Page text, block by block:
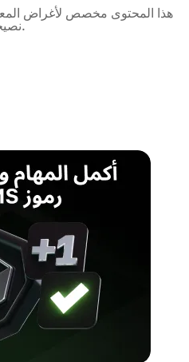
هذا المحتوى مخصص لأغراض
نصيحة مالية أو استثمارية أو قانونية.